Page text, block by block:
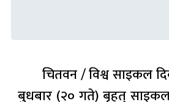
चितवन / विश्व साइकल
बुधबार (२० गते) बृहत् साइकल